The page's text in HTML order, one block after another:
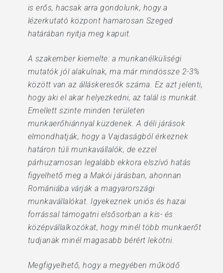
is erős, hacsak arra gondolunk, hogy a
lézerkutató központ hamarosan Szeged
határában nyitja meg kapuit.
A szakember kiemelte: a munkanélküliségi
mutatók jól alakulnak, ma már mindössze 2-3%
között van az álláskeresők száma. Ez azt jelenti,
hogy aki el akar helyezkedni, az talál is munkát.
Emellett szinte minden területen
munkaerőhiánnyal küzdenek. A déli járások
elmondhatják, hogy a Vajdaságból érkeznek
határon túli munkavállalók, de ezzel
párhuzamosan legalább ekkora elszívó hatás
figyelhető meg a Makói járásban, ahonnan
Romániába várják a magyarországi
munkavállalókat. Igyekeznek uniós és hazai
forrással támogatni elsősorban a kis- és
középvállalkozókat, hogy minél több munkaerőt
tudjanak minél magasabb bérért lekötni.
Megfigyelhető, hogy a megyében működő